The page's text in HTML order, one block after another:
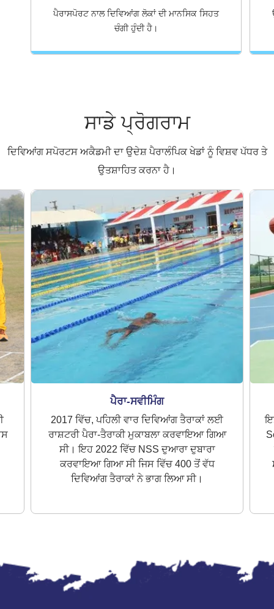
ਪੈਰਾਸਪੋਰਟ ਨਾਲ ਦਿਵਿਆਂਗ ਲੋਕਾਂ ਦੀ ਮਾਨਸਿਕ ਸਿਹਤ
ਚੰਗੀ ਹੁੰਦੀ ਹੈ।
ਸਾਡੇਪ੍ਰੋਗਰਾਮ
ਦਿਵਿਆਂਗ ਸਪੋਰਟਸ ਅਕੈਡਮੀ ਦਾ ਉਦੇਸ਼ ਪੈਰਾਲੰਪਿਕ ਖੇਡਾਂ ਨੂੰ ਵਿਸ਼ਵ ਪੱਧਰ ਤੇ
ਉਤਸ਼ਾਹਿਤ ਕਰਨਾ ਹੈ।
ਪੈਰਾ-ਸਵੀਮਿੰਗ
2017 ਵਿੱਚ, ਪਹਿਲੀ ਵਾਰ ਦਿਵਿਆਂਗ ਤੈਰਾਕਾਂ ਲਈ
ਰਾਸ਼ਟਰੀ ਪੈਰਾ-ਤੈਰਾਕੀ ਮੁਕਾਬਲਾ ਕਰਵਾਇਆ ਗਿਆ
ਸੀ। ਇਹ 2022 ਵਿੱਚ NSS ਦੁਆਰਾ ਦੁਬਾਰਾ
ਕਰਵਾਇਆ ਗਿਆ ਸੀ ਜਿਸ ਵਿੱਚ 400 ਤੋਂ ਵੱਧ
ਦਿਵਿਆਂਗ ਤੈਰਾਕਾਂ ਨੇ ਭਾਗ ਲਿਆ ਸੀ।